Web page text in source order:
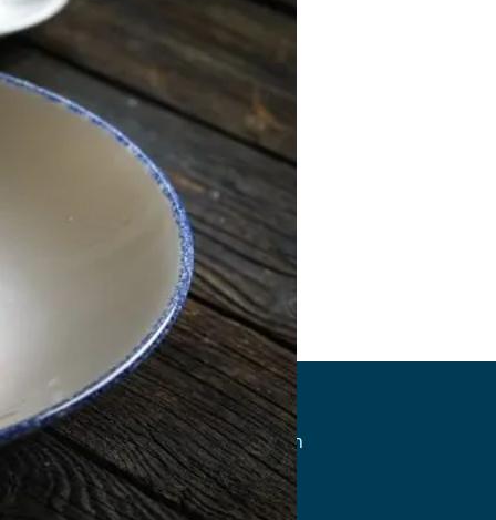
Ayinger in der Au
Mariahilfplatz 4, 81541 München
Tel.: Tel.: 089-6223373666